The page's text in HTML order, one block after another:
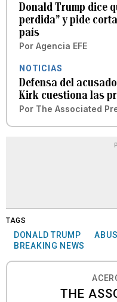
Donald Trump dice
perdida” y pide
país
Por Agencia EFE
NOTICIAS
Defensa del
Kirk cuestiona las
Por The Associated
TAGS
DONALD TRUMP
BREAKING NEWS
THE